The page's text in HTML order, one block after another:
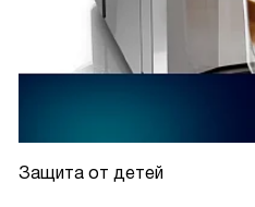
Я доволен покупкой и с
кофемашину всем любителям
удовлетворяет мои
стильным дополнением к моей
Защита от детей